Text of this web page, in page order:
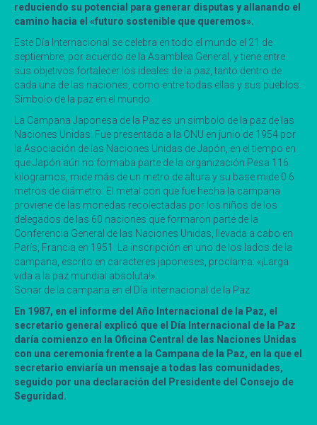
reduciendo su potencial para generar disputas y allanando el
camino hacia el «futuro sostenible que queremos».
Este Día Internacional se celebra en todo el mundo el 21 de
septiembre, por acuerdo de la Asamblea General, y tiene entre
sus objetivos fortalecer los ideales de la paz, tanto dentro de
cada una de las naciones, como entre todas ellas y sus pueblos.
Símbolo de la paz en el mundo
La Campana Japonesa de la Paz es un símbolo de la paz de las
Naciones Unidas. Fue presentada a la ONU en junio de 1954 por
la Asociación de las Naciones Unidas de Japón, en el tiempo en
que Japón aún no formaba parte de la organización.Pesa 116
kilogramos, mide más de un metro de altura y su base mide 0.6
metros de diámetro. El metal con que fue hecha la campana
proviene de las monedas recolectadas por los niños de los
delegados de las 60 naciones que formaron parte de la
Conferencia General de las Naciones Unidas, llevada a cabo en
París, Francia en 1951. La inscripción en uno de los lados de la
campana, escrito en caracteres japoneses, proclama: «¡Larga
vida a la paz mundial absoluta!».
Sonar de la campana en el Día Internacional de la Paz
En 1987, en el informe del Año Internacional de la Paz, el
secretario general explicó que el Día Internacional de la Paz
daría comienzo en la Oficina Central de las Naciones Unidas
con una ceremonia frente a la Campana de la Paz, en la que el
secretario enviaría un mensaje a todas las comunidades,
seguido por una declaración del Presidente del Consejo de
Seguridad.